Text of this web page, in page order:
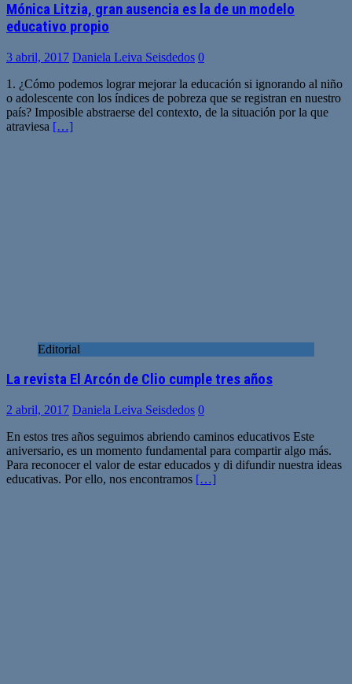
Mónica Litzia, gran ausencia es la de un modelo
educativo propio
3 abril, 2017 Daniela Leiva Seisdedos 0
1. ¿Cómo podemos lograr mejorar la educación si ignorando al niño
o adolescente con los índices de pobreza que se registran en nuestro
país? Imposible abstraerse del contexto, de la situación por la que
atraviesa […]
Editorial
La revista El Arcón de Clio cumple tres años
2 abril, 2017 Daniela Leiva Seisdedos 0
En estos tres años seguimos abriendo caminos educativos Este
aniversario, es un momento fundamental para compartir algo más.
Para reconocer el valor de estar educados y di difundir nuestra ideas
educativas. Por ello, nos encontramos […]